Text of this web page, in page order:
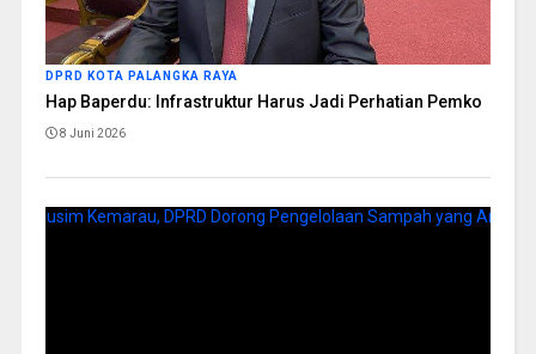
DPRD KOTA PALANGKA RAYA
Hap Baperdu: Infrastruktur Harus Jadi Perhatian Pemko
8 Juni 2026